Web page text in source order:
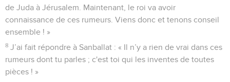
de Juda à Jérusalem. Maintenant, le roi va avoir
connaissance de ces rumeurs. Viens donc et tenons conseil
ensemble ! »
8 J’ai fait répondre à Sanballat : « Il n’y a rien de vrai dans ces
rumeurs dont tu parles ; c'est toi qui les inventes de toutes
pièces ! »